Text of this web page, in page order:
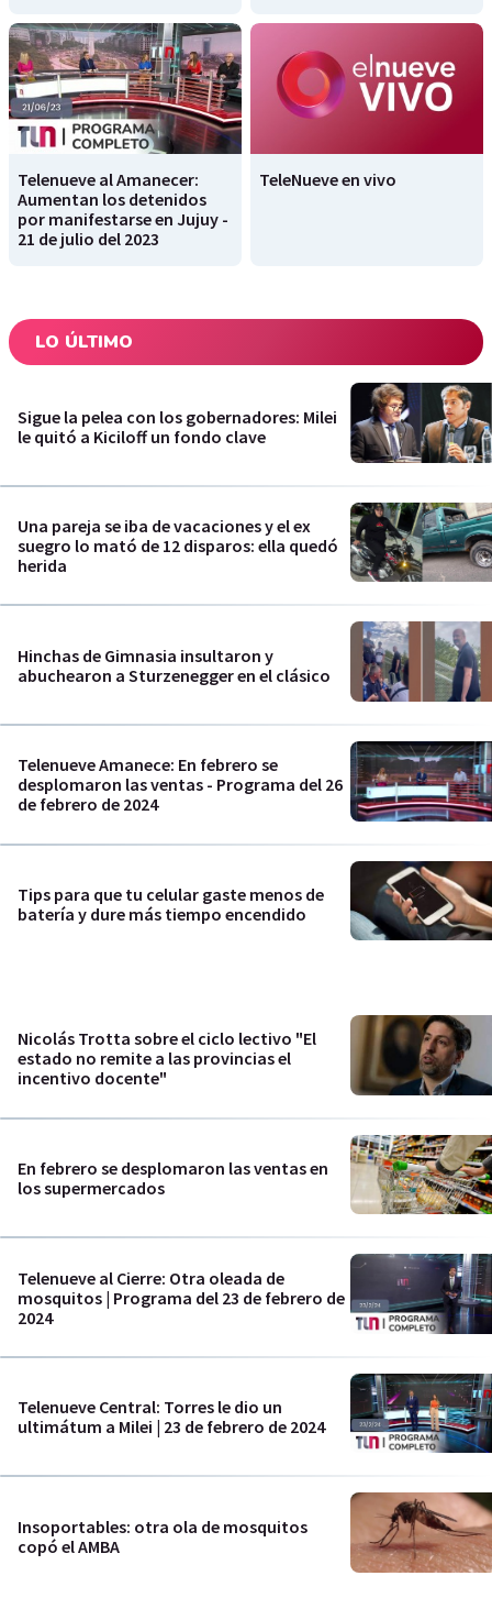
Telenueve al Amanecer:
Aumentan los detenidos
por manifestarse en Jujuy -
21 de julio del 2023
TeleNueve en vivo
LO ÚLTIMO
Sigue la pelea con los gobernadores: Milei
le quitó a Kiciloff un fondo clave
Una pareja se iba de vacaciones y el ex
suegro lo mató de 12 disparos: ella quedó
herida
Hinchas de Gimnasia insultaron y
abuchearon a Sturzenegger en el clásico
Telenueve Amanece: En febrero se
desplomaron las ventas - Programa del 26
de febrero de 2024
Tips para que tu celular gaste menos de
batería y dure más tiempo encendido
Nicolás Trotta sobre el ciclo lectivo "El
estado no remite a las provincias el
incentivo docente"
En febrero se desplomaron las ventas en
los supermercados
Telenueve al Cierre: Otra oleada de
mosquitos | Programa del 23 de febrero de
2024
Telenueve Central: Torres le dio un
ultimátum a Milei | 23 de febrero de 2024
Insoportables: otra ola de mosquitos
copó el AMBA